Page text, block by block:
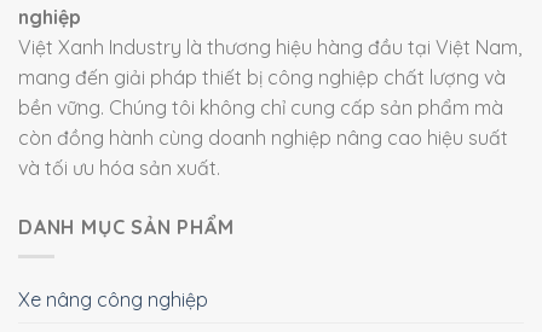
nghiệp
Việt Xanh Industry là thương hiệu hàng đầu tại Việt Nam,
mang đến giải pháp thiết bị công nghiệp chất lượng và
bền vững. Chúng tôi không chỉ cung cấp sản phẩm mà
còn đồng hành cùng doanh nghiệp nâng cao hiệu suất
và tối ưu hóa sản xuất.
DANH MỤC SẢN PHẨM
Xe nâng công nghiệp